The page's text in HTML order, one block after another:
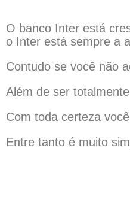
O banco Inter está
o Inter está sempre a
Contudo se você não
Além de ser
Com toda certeza
Entre tanto é muito